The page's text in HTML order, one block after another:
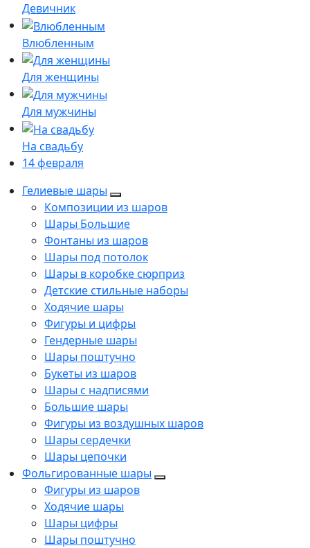
Девичник
Влюбленным
Для женщины
Для мужчины
На свадьбу
14 февраля
Гелиевые шары
Композиции из шаров
Шары Большие
Фонтаны из шаров
Шары под потолок
Шары в коробке сюрприз
Детские стильные наборы
Ходячие шары
Фигуры и цифры
Гендерные шары
Шары поштучно
Букеты из шаров
Шары с надписями
Большие шары
Фигуры из воздушных шаров
Шары сердечки
Шары цепочки
Фольгированные шары
Фигуры из шаров
Ходячие шары
Шары цифры
Шары поштучно